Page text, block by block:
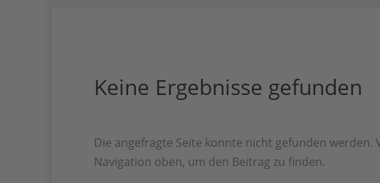
Keine Ergebnisse gefunden
Die angefragte Seite konnte nicht gefunden werden.
Navigation oben, um den Beitrag zu finden.